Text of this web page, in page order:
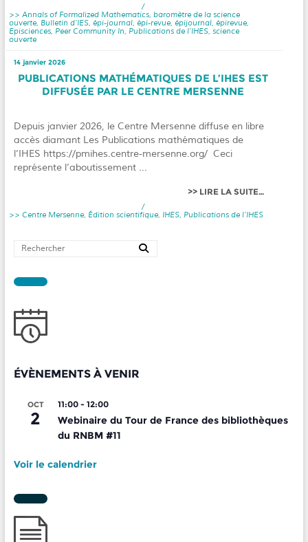
/
Annals of Formalized Mathematics, baromètre de la science
ouverte, Bulletin d'IES, épi-journal, épi-revue, épijournal, épirevue,
Episciences, Peer Community In Publications de l'IHES, science
ouverte
PUBLICATIONS MATHÉMATIQUES DE L’IHES EST
DIFFUSÉE PAR LE CENTRE MERSENNE
Depuis janvier 2026, le Centre Mersenne diffuse en libre
accès diamant Les Publications mathématiques de
l’IHES https://pmihes.centre-mersenne.org/ Ceci
représente l’aboutissement ...
LIRE LA SUITE…
14 janvier 2026
/
Centre Mersenne, Édition scientifique, IHES, Publications de l'IHES
ÉVÈNEMENTS À VENIR
OCT
2
11:00- 12:00
Webinaire du Tour de France des bibliothèques
du RNBM #11
Voir le calendrier